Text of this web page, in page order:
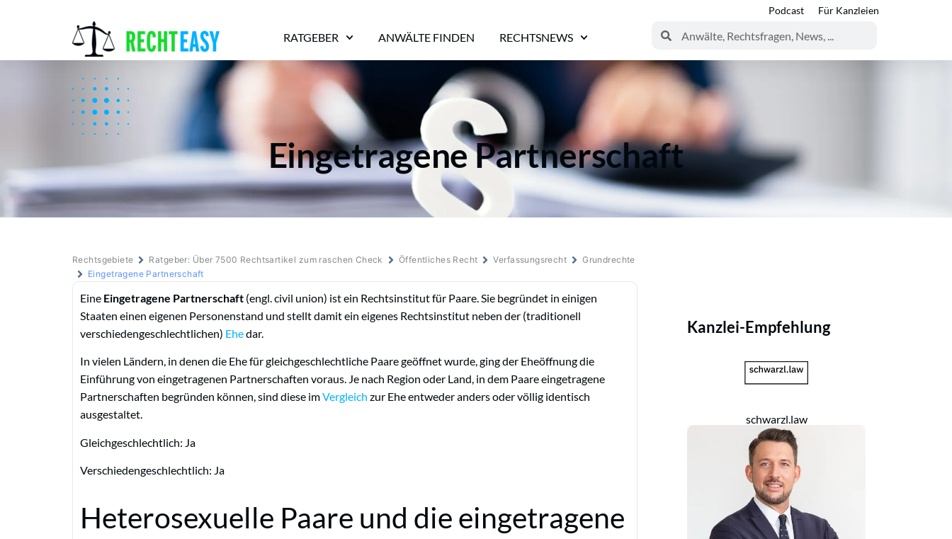
Podcast Für Kanzleien
RATGEBER ANWÄLTE FINDEN RECHTSNEWS
Eingetragene Partnerschaft
Rechtsgebiete Ratgeber: Über 7500 Rechtsartikel zum raschen Check Öffentliches Recht Verfassungsrecht
Grundrechte
Eingetragene Partnerschaft
Eine Eingetragene Partnerschaft (engl. civil union) ist ein Rechtsinstitut für Paare. Sie begründet in einigen
Staaten einen eigenen Personenstand und stellt damit ein eigenes Rechtsinstitut neben der (traditionell
verschiedengeschlechtlichen) Ehedar.
In vielen Ländern, in denen die Ehe für gleichgeschlechtliche Paare geöffnet wurde, ging der Eheöffnung die
Einführung von eingetragenen Partnerschaften voraus. Je nach Region oder Land, in dem Paare eingetragene
Partnerschaften begründen können, sind diese imVergleich zur Ehe entweder anders oder völlig identisch
ausgestaltet.
Gleichgeschlechtlich: Ja
Verschiedengeschlechtlich: Ja
Heterosexuelle Paare und die eingetragene
Kanzlei-Empfehlung
schwarzl.law
Alle Anwälte